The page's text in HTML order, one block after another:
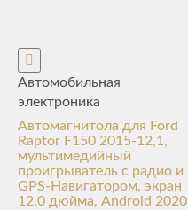
Автомобильная
электроника
Автомагнитола для Ford
Raptor F150 2015-12,1,
мультимедийный
проигрыватель с радио и
GPS-Навигатором, экран
12,0 дюйма, Android 2020